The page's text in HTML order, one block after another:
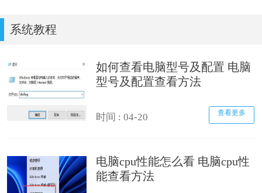
系统教程
如何查看电脑型号及配置 电脑
型号及配置查看方法
时间 : 04-20 查看更多
电脑cpu性能怎么看 电脑cpu性
能查看方法